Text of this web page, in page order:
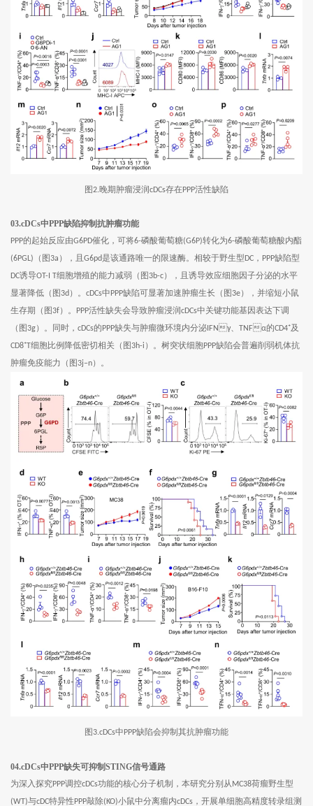
图2.晚期肿瘤浸润cDCs存在PPP活性缺陷
03.cDCs中PPP缺陷抑制抗肿瘤功能
PPP的起始反应由G6PD催化，可将6-磷酸葡萄糖(G6P)转化为6-磷酸葡萄糖酸内酯
(6PGL) （图3a ），且 G6pd是该通路唯一的限速酶。相较于野生型 DC ， PPP缺陷型
DC诱导OT-I T细胞增殖的能力减弱（图3b-c），且诱导效应细胞因子分泌的水平
显著降低（图3d ）。 cDCs中 PPP缺陷可显著加速肿瘤生长（图3e），并缩短小鼠
生存期（图3f）。 PPP活性缺失会导致肿瘤浸润cDCs中关键功能基因表达下调
（图3g）。同时， cDCs的 PPP缺失与肿瘤微环境内分泌 IFNγ TNFα的CD4⁺及
CD8⁺T细胞比例降低密切相关（图3h-i ）。树突状细胞PPP缺陷会普遍削弱机体抗
肿瘤免疫能力（图3j–n）。
图3.cDCs中 PPP缺陷会抑制其抗肿瘤功能
04.cDCs中PPP缺失可抑制STING信号通路
为深入探究PPP调控cDCs功能的核心分子机制，本研究分别从 MC38荷瘤野生型
(WT)与cDC特异性 PPP敲除(KO)小鼠中分离瘤内cDCs ，开展单细胞高精度转录组测